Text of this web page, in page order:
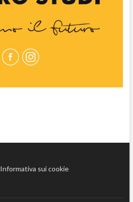
Informativa sui cookie